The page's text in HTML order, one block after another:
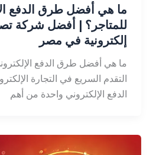
ما هي أفضل طرق الدفع
للمتاجر؟ | أفضل شركة
إلكترونية في مصر
ما هي أفضل طرق الدفع الإلكتروني
التقدم السريع في التجارة
الدفع الإلكتروني واحدة من أهم